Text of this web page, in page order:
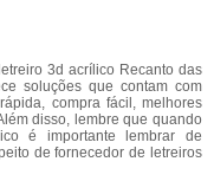
3d acrílico Recanto das
soluções que contam com
compra fácil, melhores
disso, lembre que quando
é importante lembrar de
de fornecedor de letreiros